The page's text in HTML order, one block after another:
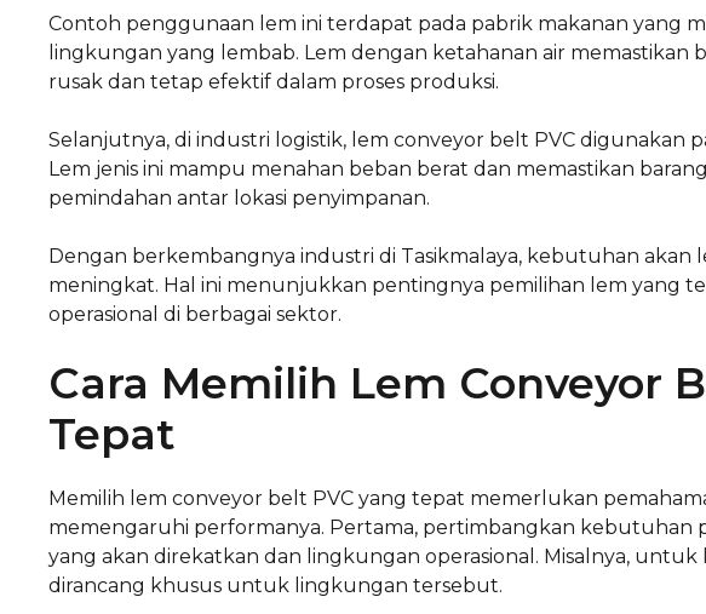
Contoh penggunaan lem ini terdapat pada pabrik makanan yang
lingkungan yang lembab. Lem dengan ketahanan air memastikan
rusak dan tetap efektif dalam proses produksi.
Selanjutnya, di industri logistik, lem conveyor belt PVC digunakan
Lem jenis ini mampu menahan beban berat dan memastikan
pemindahan antar lokasi penyimpanan.
Dengan berkembangnya industri di Tasikmalaya, kebutuhan akan
meningkat. Hal ini menunjukkan pentingnya pemilihan lem yang
operasional di berbagai sektor.
Cara Memilih Lem Conveyor
Tepat
Memilih lem conveyor belt PVC yang tepat memerlukan
memengaruhi performanya. Pertama, pertimbangkan kebutuhan
yang akan direkatkan dan lingkungan operasional. Misalnya, untuk
dirancang khusus untuk lingkungan tersebut.